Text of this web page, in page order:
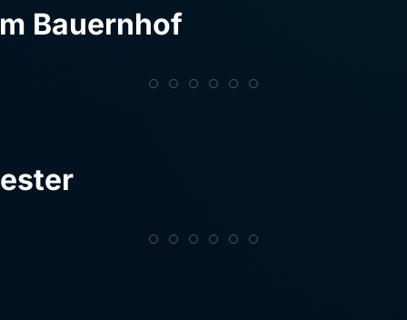
Bauernhof